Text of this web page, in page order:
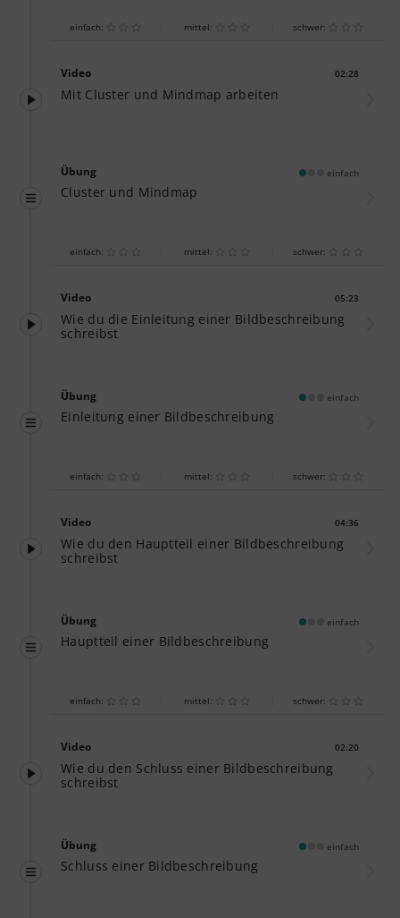
einfach: mittel: schwer:
Video 02:28
Mit Cluster und Mindmap arbeiten
Übung einfach
Cluster und Mindmap
einfach: mittel: schwer:
Video 05:23
Wie du die Einleitung einer Bildbeschreibung
schreibst
Übung einfach
Einleitung einer Bildbeschreibung
einfach: mittel: schwer:
Video 04:36
Wie du den Hauptteil einer Bildbeschreibung
schreibst
Übung einfach
Hauptteil einer Bildbeschreibung
einfach: mittel: schwer:
Video 02:20
Wie du den Schluss einer Bildbeschreibung
schreibst
Übung einfach
Schluss einer Bildbeschreibung